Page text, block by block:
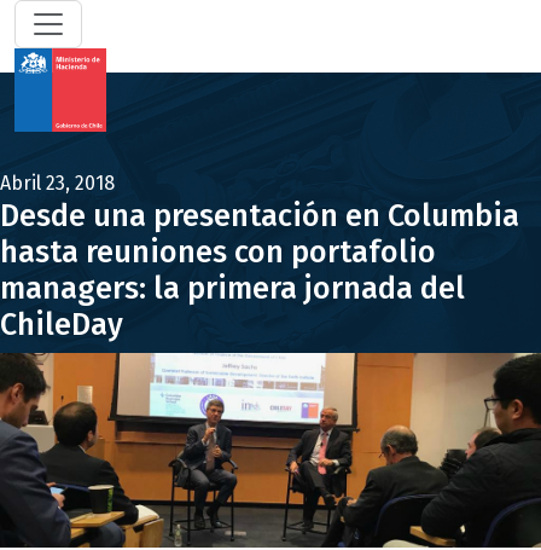
Abril 23, 2018
Desde una presentación en Columbia
hasta reuniones con portafolio
managers: la primera jornada del
ChileDay